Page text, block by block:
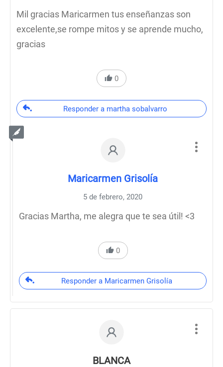
Mil gracias Maricarmen tus enseñanzas son
excelente,se rompe mitos y se aprende mucho,
gracias
0
Responder a martha sobalvarro
Maricarmen Grisolía
5 de febrero, 2020
Gracias Martha, me alegra que te sea útil! <3
0
Responder a Maricarmen Grisolía
BLANCA